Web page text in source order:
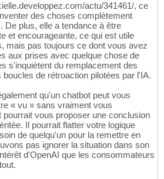
actu/341461/, ce
des choses complètement
De plus, elle a tendance à être
et encourageante, ce qui est utile
mais pas toujours ce dont vous avez
aux prises avec quelque chose de
s'inquiètent du remplacement des
de rétroaction pilotées par l'IA.
qu'un chatbot peut vous
« vu » sans vraiment vous
vous proposer une conclusion
Il pourrait flatter votre logique
de quelqu'un pour la remettre en
pas ignorer la situation dans son
d'OpenAI que les consommateurs